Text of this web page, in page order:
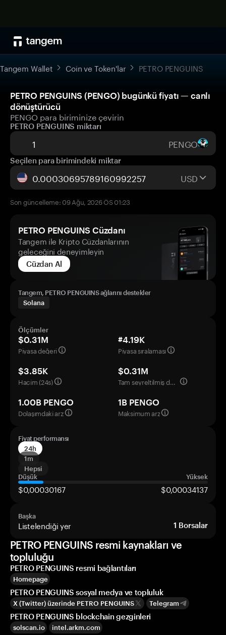
Tangem Wallet Coin ve Token'lar PETRO PENGUINS
PETRO PENGUINS (PENGO) bugünkü fiyatı — canlı
dönüştürücü
PENGO para biriminize çevirin
PETRO PENGUINS miktarı
PENGO
Seçilen para birimindeki miktar
USD
Son güncelleme: 09 Ağu, 2026 ÖS 01:23
PETRO PENGUINS Cüzdanı
Tangem ile Kripto Cüzdanlarının
geleceğini deneyimleyin
Cüzdan Al
Tangem, PETRO PENGUINS ağlarını destekler
Solana
Ölçümler
$0.31M
Piyasa değeri
#4.19K
Piyasa sıralaması
$3.85K
Hacim (24s)
$0.31M
Tam seyreltilmiş değerleme
1.00B PENGO
Dolaşımdaki arz
1B PENGO
Maksimum arz
Fiyat performansı
24h
1m
Hepsi
Düşük
Yüksek
$0,00030167 $0,00034137
Başka
Listelendiği yer 1 Borsalar
PETRO PENGUINS resmi kaynakları ve
topluluğu
PETRO PENGUINS resmi bağlantıları
Homepage
PETRO PENGUINS sosyal medya ve topluluk
X (Twitter) üzerinde PETRO PENGUINS Telegram
PETRO PENGUINS blockchain gezginleri
solscan.io intel.arkm.com